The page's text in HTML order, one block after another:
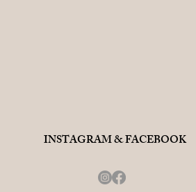
INSTAGRAM & FACEBOOK